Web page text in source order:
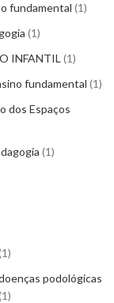
fundamental 1
1
INFANTIL
1
fundamental 1
dos Espaços
1
1
podológicas
1